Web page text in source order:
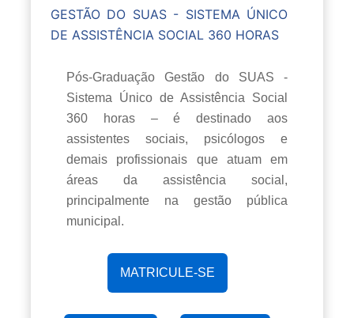
GESTÃO DO SUAS - SISTEMA ÚNICO
DE ASSISTÊNCIA SOCIAL 360 HORAS
Pós-Graduação Gestão do SUAS -
Sistema Único de Assistência Social
360 horas – é destinado aos
assistentes sociais, psicólogos e
demais profissionais que atuam em
áreas da assistência social,
principalmente na gestão pública
municipal.
MATRICULE-SE